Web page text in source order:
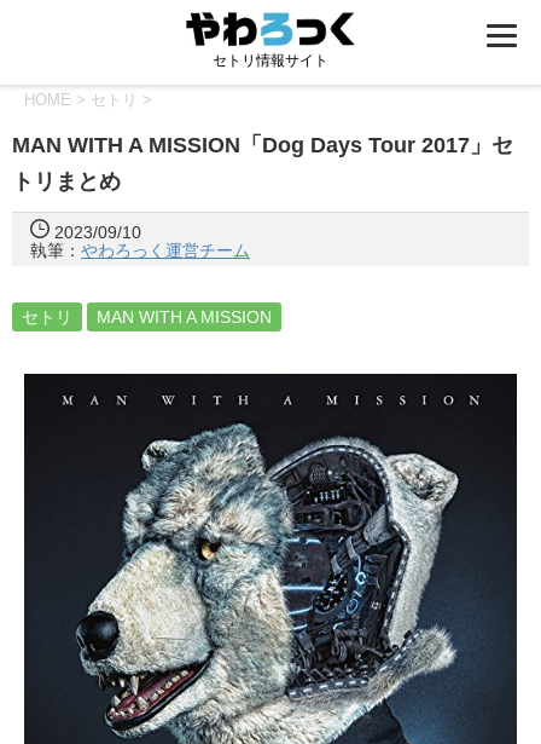
セトリ情報サイト
HOME > セトリ >
MAN WITH A MISSION「Dog Days Tour 2017」セ
トリまとめ
2023/09/10
執筆： やわろっく運営チーム
セトリ MAN WITH A MISSION